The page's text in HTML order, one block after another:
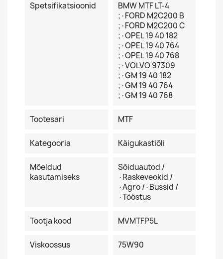
Spetsifikatsioonid
BMW MTF LT-4
;·FORD M2C200 B
;·FORD M2C200 C
;·OPEL 19 40 182
;·OPEL 19 40 764
;·OPEL 19 40 768
;·VOLVO 97309
;·GM 19 40 182
;·GM 19 40 764
;·GM 19 40 768
Tootesari MTF
Kategooria Käigukastiõli
Mõeldud
kasutamiseks
Sõiduautod /
·Raskeveokid /
·Agro /·Bussid /
·Tööstus
Tootja kood MVMTFP5L
Viskoossus 75W90